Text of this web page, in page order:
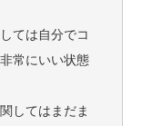
ては自分でコ
常にいい状態
してはまだま